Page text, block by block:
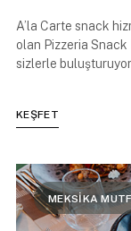
A’la Carte snack
olan Pizzeria Snack
sizlerle
KEŞFET
MEKSİKA